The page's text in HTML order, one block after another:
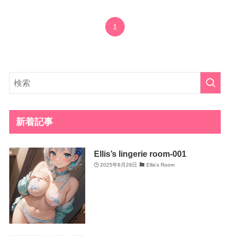
1
新着記事
Ellis’s lingerie room-001
2025年8月29日 Ellis's Room